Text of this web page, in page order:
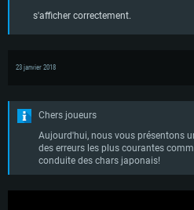
s'afficher correctement.
23 janvier 2018
Chers joueurs
Aujourd'hui, nous vous présentons
des erreurs les plus courantes
conduite des chars japonais!